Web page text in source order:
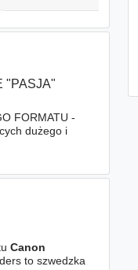
"PASJA"
FORMATU -
dużego i
Canon
to szwedzka